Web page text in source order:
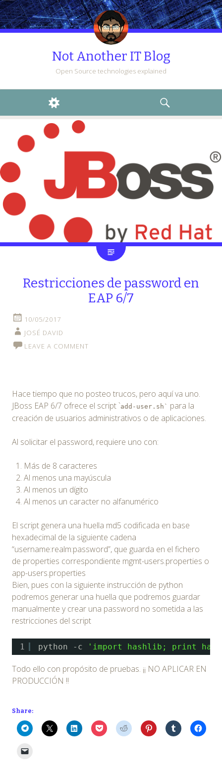
Not Another IT Blog
Open Source technologies explained
WIDGETS
SEARCH
Restricciones de password en
EAP 6/7
10/05/2017
JOSÉ DAVID
LEAVE A COMMENT
Hace tiempo que no posteo trucos, pero aquí va uno.
JBoss EAP 6/7 ofrece el script `add-user.sh` para la
creación de usuarios administrativos o de aplicaciones.
Al solicitar el password, requiere uno con:
Más de 8 caracteres
Al menos una mayúscula
Al menos un dígito
Al menos un caracter no alfanumérico
El script genera una huella md5 codificada en base
hexadecimal de la siguiente cadena
“username:realm:password”, que guarda en el fichero
de properties correspondiente mgmt-users.properties o
app-users.properties
Bien, pues con la siguiente instrucción de python
podremos generar una huella que podremos guardar
manualmente y crear una password no sometida a las
restricciones del script
1 python -c 'import hashlib; print
Todo ello con propósito de pruebas. ¡¡ NO APLICAR EN
PRODUCCIÓN !!
Share: